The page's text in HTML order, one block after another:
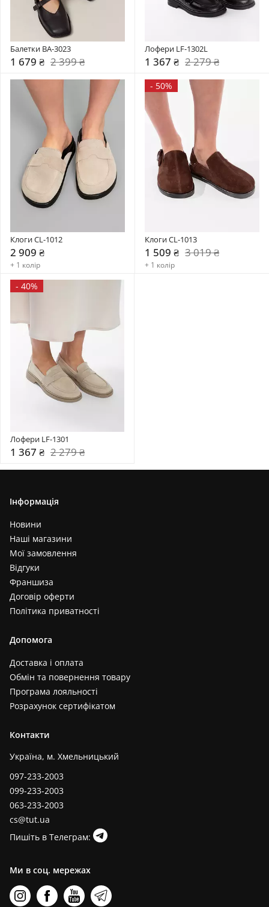
Балетки BA-3023
1 679 ₴ 2 399 ₴
Лофери LF-1302L
1 367 ₴ 2 279 ₴
Клоги CL-1012
2 909 ₴
+ 1 колір
- 50%
Клоги CL-1013
1 509 ₴ 3 019 ₴
+ 1 колір
- 40%
Лофери LF-1301
1 367 ₴ 2 279 ₴
Інформація
Новини
Наші магазини
Мої замовлення
Відгуки
Франшиза
Договір оферти
Політика приватності
Допомога
Доставка і оплата
Обмін та повернення товару
Програма лояльності
Розрахунок сертифікатом
Контакти
Україна, м. Хмельницький
097-233-2003
099-233-2003
063-233-2003
cs@tut.ua
Пишіть в Телеграм:
Ми в соц. мережах